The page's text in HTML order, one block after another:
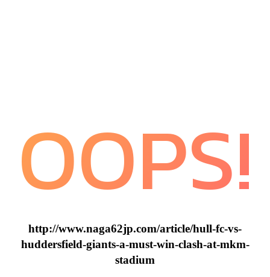
OOPS!
http://www.naga62jp.com/article/hull-fc-vs-
huddersfield-giants-a-must-win-clash-at-mkm-
stadium